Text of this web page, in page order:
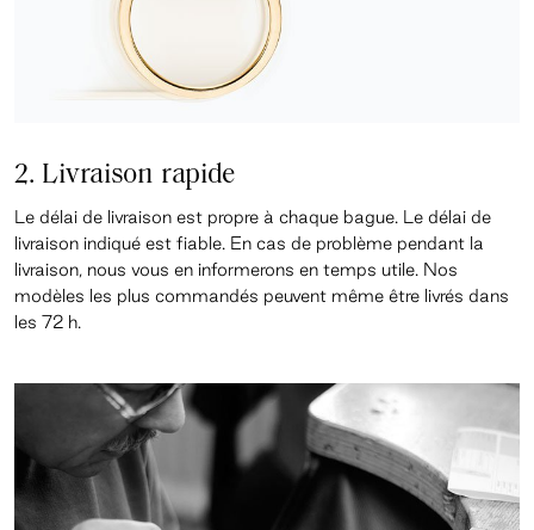
2. Livraison rapide
Le délai de livraison est propre à chaque bague. Le délai de
livraison indiqué est fiable. En cas de problème pendant la
livraison, nous vous en informerons en temps utile. Nos
modèles les plus commandés peuvent même être livrés dans
les 72 h.